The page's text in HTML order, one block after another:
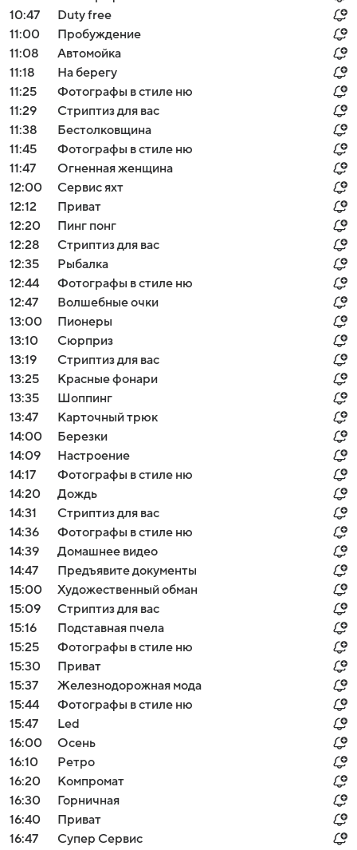
10:47
Duty free
11:00
Пробуждение
11:08
Автомойка
11:18
На берегу
11:25
Фотографы в стиле ню
11:29
Стриптиз для вас
11:38
Бестолковщина
11:45
Фотографы в стиле ню
11:47
Огненная женщина
12:00
Сервис яхт
12:12
Приват
12:20
Пинг понг
12:28
Стриптиз для вас
12:35
Рыбалка
12:44
Фотографы в стиле ню
12:47
Волшебные очки
13:00
Пионеры
13:10
Сюрприз
13:19
Стриптиз для вас
13:25
Красные фонари
13:35
Шоппинг
13:47
Карточный трюк
14:00
Березки
14:09
Настроение
14:17
Фотографы в стиле ню
14:20
Дождь
14:31
Стриптиз для вас
14:36
Фотографы в стиле ню
14:39
Домашнее видео
14:47
Предъявите документы
15:00
Художественный обман
15:09
Стриптиз для вас
15:16
Подставная пчела
15:25
Фотографы в стиле ню
15:30
Приват
15:37
Железнодорожная мода
15:44
Фотографы в стиле ню
15:47
Led
16:00
Осень
16:10
Ретро
16:20
Компромат
16:30
Горничная
16:40
Приват
16:47
Супер Сервис